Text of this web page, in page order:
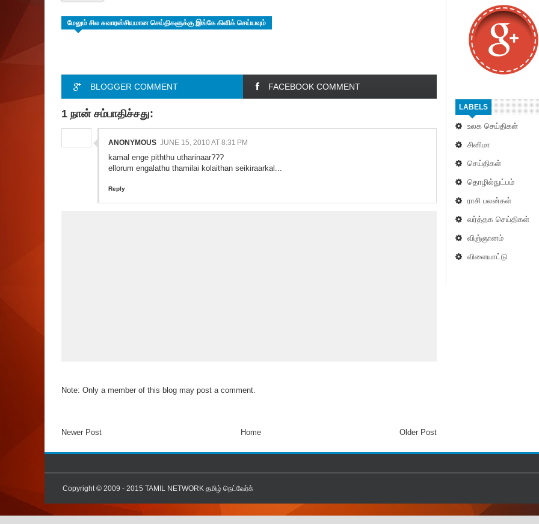
LABELS
உலக செய்திகள்
சினிமா
செய்திகள்
தொழில்நுட்பம்
ராசி பலன்கள்
வர்த்தக செய்திகள்
விஞ்ஞானம்
விளையாட்டு
மேலும் சில சுவாரஸ்சியமான செய்திகளுக்கு இங்கே கிளிக் செய்யவும்
BLOGGER COMMENT FACEBOOK COMMENT
1 நான் சம்பாதிச்சது:
ANONYMOUS JUNE 15, 2010 AT 8:31 PM
kamal enge piththu utharinaar???
ellorum engalathu thamilai kolaithan seikiraarkal...
Reply
Note: Only a member of this blog may post a comment.
Newer Post Older Post
Home
Copyright © 2009 - 2015 TAMIL NETWORK தமிழ் நெட்வேர்க்